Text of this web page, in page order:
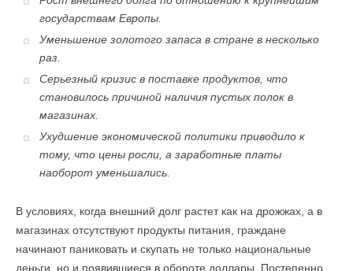
государствам Европы.
Уменьшение золотого запаса в стране в несколько
раз.
Серьезный кризис в поставке продуктов, что
становилось причиной наличия пустых полок в
магазинах.
Ухудшение экономической политики приводило к
тому, что цены росли, а заработные платы
наоборот уменьшались.
В условиях, когда внешний долг растет как на дрожжах, а в
магазинах отсутствуют продукты питания, граждане
начинают паниковать и скупать не только национальные
деньги, но и появившиеся в обороте доллары. Постепенно